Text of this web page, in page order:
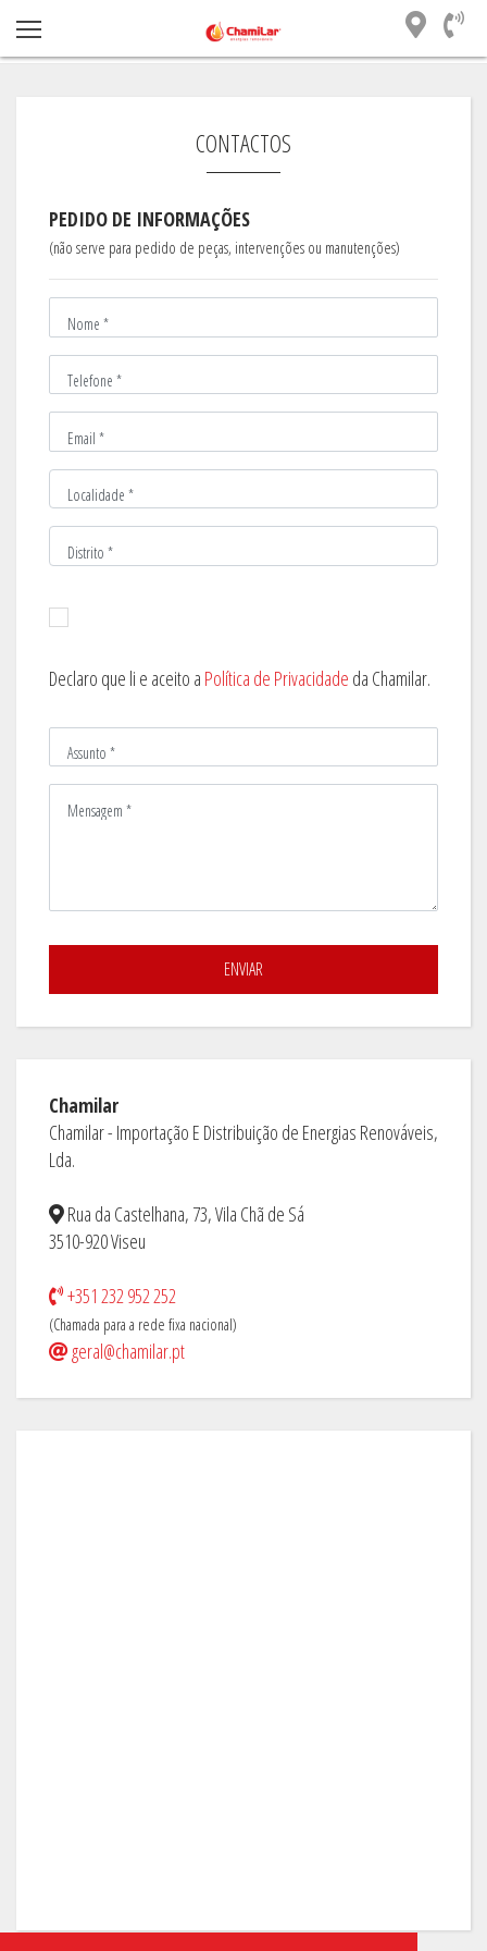
INÍCIO
CONTACTOS
PEDIDO DE INFORMAÇÕES
(não serve para pedido de peças, intervenções ou manutenções)
Nome *
Telefone *
Email *
Localidade *
Distrito *
Declaro que li e aceito a Política de Privacidade da Chamilar.
Assunto *
Mensagem *
ENVIAR
Chamilar
Chamilar - Importação E Distribuição de Energias Renováveis,
Lda.
Rua da Castelhana, 73, Vila Chã de Sá
3510-920 Viseu
+351 232 952 252
(Chamada para a rede fixa nacional)
geral@chamilar.pt